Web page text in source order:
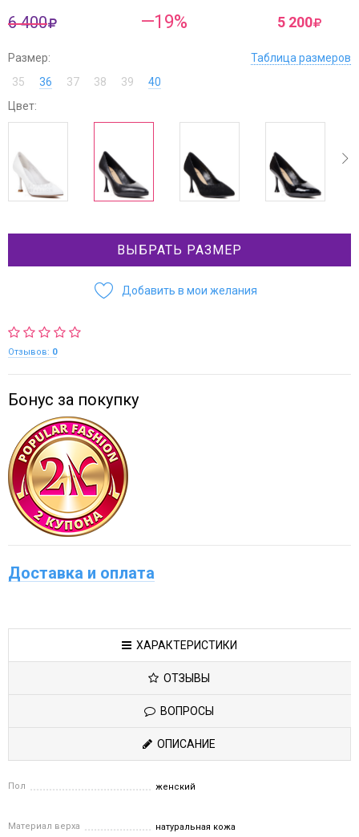
6 400 —19% 5 200
Размер:
Таблица размеров
35
36 37 38 39
40
Цвет:
ВЫБРАТЬ РАЗМЕР
Добавить в мои желания
Отзывов: 0
Бонус за покупку
Доставка и оплата
ХАРАКТЕРИСТИКИ
ОТЗЫВЫ
ВОПРОСЫ
ОПИСАНИЕ
Пол женский
Материал верха натуральная кожа